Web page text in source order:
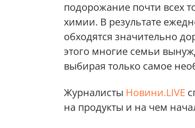
подорожание почти всех
химии. В результате
обходятся значительно
этого многие семьи
выбирая только самое
Журналисты Новини.LIVE
на продукты и на чем